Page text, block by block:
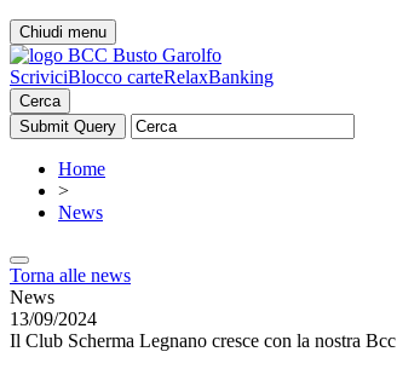
Chiudi menu
ScriviciBlocco carteRelaxBanking
Cerca
Home
>
News
Torna alle news
News
13/09/2024
Il Club Scherma Legnano cresce con la nostra Bcc